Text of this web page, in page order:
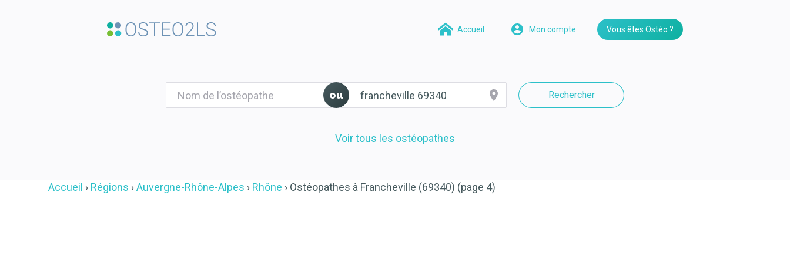
Accueil Mon compte Vous êtes Ostéo ?
ou Rechercher
Voir tous les ostéopathes
Accueil Régions Auvergne-Rhône-Alpes Rhône Ostéopathes à Francheville (69340) (page 4)